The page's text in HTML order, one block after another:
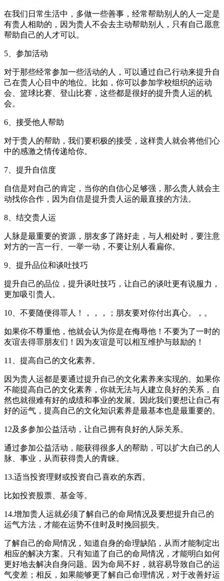
在我们日常生活中，多做一些善事，经常帮助别人的人一定是
有贵人相助的，因为贵人不会去主动帮助别人，只有自己愿意
帮助自己的人才可以。
5、参加活动
对于那些经常参加一些活动的人，可以通过自己行动来提升自
己在贵人心目中的地位。比如，你可以参加学校组织的运动
会、篮球比赛、登山比赛，这些都是很好的提升贵人运的机
会。
6、接受他人帮助
对于贵人的帮助，我们要积极的接受，这样贵人就会将他们心
中的感激之情传递给你。
7、提升自信度
自信是对自己的肯定，当你的自信心足够强，那么贵人就会主
动找你合作，因为自信是提升贵人运的最直接的方法。
8、结交贵人运
人脉是最重要的资源，朋友多了路好走，与人相处时，要注意
对方的一言一行、一举一动，不要让别人看扁你。
9、提升品位和谈吐技巧
提升自己的品位，提升谈吐技巧，让自己的谈吐更有说服力，
更加吸引贵人。
10、不要随便得罪人！，，，；朋友要对你付出真心。，。
如果你不尊重他，他就会认为你是在侮辱他！不要为了一时的
友谊去得罪朋友们！因为友谊是可以相互维护与鼓励的！
11、提高自己的文化素养。
因为贵人运都是要通过提升自己的文化素养来实现的。如果你
不能提高自己的文化素养，你就无法与人建立良好的关系，自
然也就很难有好的成绩和事业的发展。因此我们要想让自己有
好的运气，提高自己的文化知识素养是最基本也是最重要的。
12及多参加公益活动，让自己拥有良好的人际关系。
通过参加公益活动，能获得很多人的帮助，可以扩大自己的人
脉、事业，从而获得贵人的青睐。
13.适当投资理财或投资自己喜欢的东西。
比如投资股票、基金等。
14.增加贵人运就必须了解自己的命局情况及要想提升自己的
运气方法，才能在运势不佳时及时挽回损失。
了解自己的命局情况，知道自身的命理缺陷，从而才能制定出
相应的解决方案。只有知道了自己的命局情况，才能明白如何
更好地去解决自身问题。因为命局不好，就容易导致自己的运
气变差；相反，如果能够更了解自己命理情况，对于改善好运